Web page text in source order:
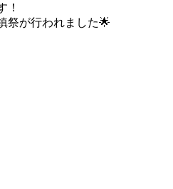
！
祭が行われました🌟